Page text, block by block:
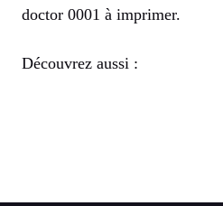
doctor 0001 à imprimer.
Découvrez aussi :